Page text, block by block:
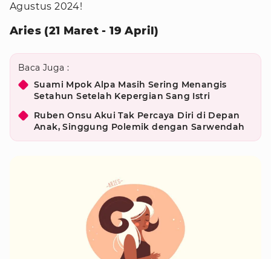
Agustus 2024!
Aries (21 Maret - 19 April)
Baca Juga :
Suami Mpok Alpa Masih Sering Menangis
Setahun Setelah Kepergian Sang Istri
Ruben Onsu Akui Tak Percaya Diri di Depan
Anak, Singgung Polemik dengan Sarwendah